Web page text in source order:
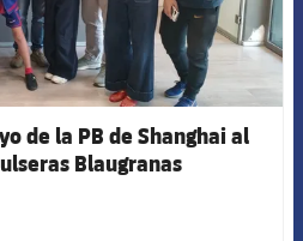
de la PB de Shanghai al
Blaugranas